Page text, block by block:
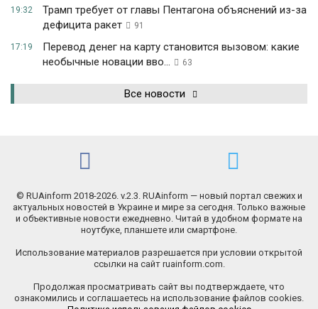
19:32
Трамп требует от главы Пентагона объяснений из-за
дефицита ракет
91
17:19
Перевод денег на карту становится вызовом: какие
необычные новации вво...
63
Все новости
© RUAinform 2018-2026. v.2.3. RUAinform — новый портал свежих и
актуальных новостей в Украине и мире за сегодня. Только важные
и объективные новости ежедневно. Читай в удобном формате на
ноутбуке, планшете или смартфоне.
Использование материалов разрешается при условии открытой
ссылки на сайт ruainform.com.
Продолжая просматривать сайт вы подтверждаете, что
ознакомились и соглашаетесь на использование файлов cookies.